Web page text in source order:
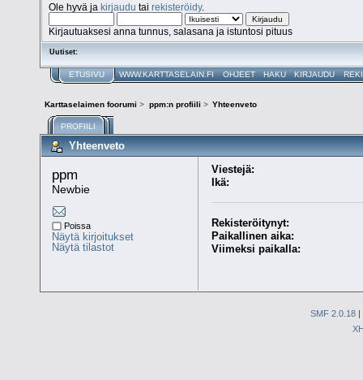
Ole hyvä jakirjaudu tairekisteröidy.
Kirjautuaksesi anna tunnus, salasana ja istuntosi pituus
Uutiset:
ETUSIVU WWW.KARTTASELAIN.FI OHJEET HAKU KIRJAUDU
Karttaselaimen foorumi > ppm:n profiili > Yhteenveto
PROFIILI
Yhteenveto
ppm
Newbie
Poissa
Näytä kirjoitukset
Näytä tilastot
Viestejä:
Ikä:
Rekisteröitynyt:
Paikallinen aika:
Viimeksi paikalla:
SMF 2.0.18 |